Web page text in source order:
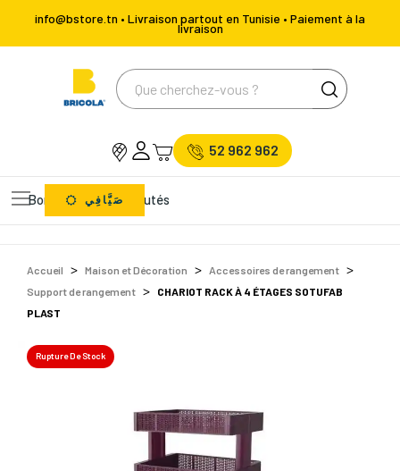
info@bstore.tn • Livraison partout en Tunisie • Paiement à la
livraison
52 962 962
Bons Plans Nouveautés
صَيَّافِي
Accueil Maison et Décoration
Accessoires de rangement
Support de rangement
CHARIOT RACK À 4 ÉTAGES SOTUFAB
PLAST
Rupture De Stock